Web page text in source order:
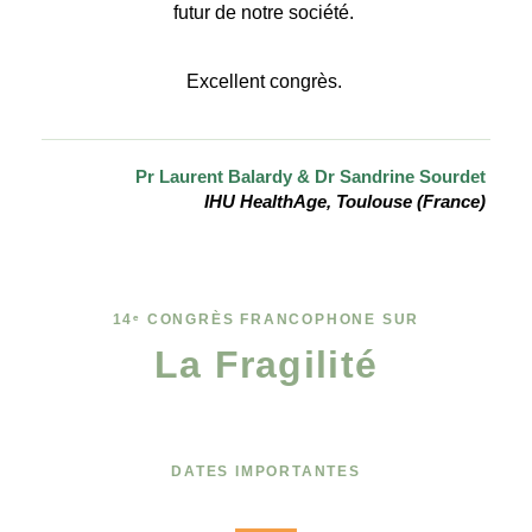
futur de notre société.
Excellent congrès.
Pr Laurent Balardy & Dr Sandrine Sourdet
IHU HealthAge, Toulouse (France)
14ᵉ CONGRÈS FRANCOPHONE SUR
La Fragilité
DATES IMPORTANTES